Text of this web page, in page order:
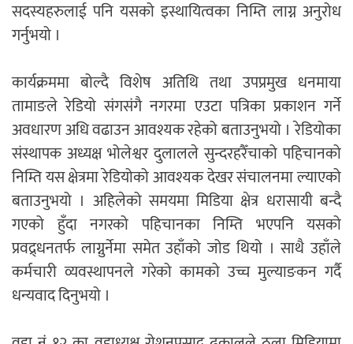
सदस्यहरुलाई पनि यसको इस्थायित्वका निम्ति लाग्न अनुरोध
गर्नुभयो ।
कार्यक्रममा बोल्दै विशेष अतिथि तथा उपप्रमुख धनमाया
तामाङले रेडियो संगसंगै नगरमा एउटा पत्रिका प्रकाशन गर्ने
अवधारण अधि वढाउन आवश्यक रहेको बताउनुभयो । रेडियोका
संस्थापक अध्यक्ष भोलेश्वर दुलालले सुन्दरहरैँचाको पहिचानको
निम्ति यस क्षेत्रमा रेडियोको आवश्यक देखर संचालनमा ल्याएको
बताउनुभयो । अहिलेको समयमा मिडिया क्षेत्र धरासायी बन्दै
गएको हुँदा नगरको पहिचानका निम्ति भएपनि यसको
प्रवद्र्धनतर्फ लाग्नुर्नेमा समेत उहाँको जोड थियो । साथै उहाँले
कर्मचारी व्यवस्थापनले गरेको कामको उच्च मुल्याङकन गर्दै
धन्यवाद दिनुभयो ।